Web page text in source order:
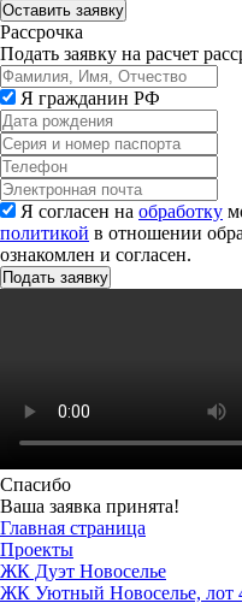
Рассрочка
Подать заявку на расчет
Я гражданин РФ
Я согласен на обработку
политикой в отношении
ознакомлен и согласен.
Спасибо
Ваша заявка принята!
Главная страница
Проекты
ЖК Дуэт Новоселье
ЖК Уютный Новоселье, лот